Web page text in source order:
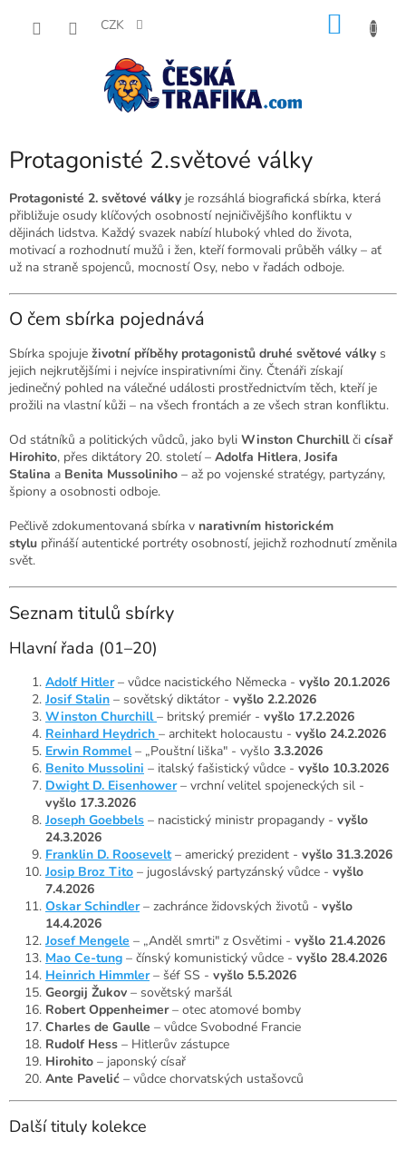
CZK
Protagonisté 2.světové války
Protagonisté 2. světové války je rozsáhlá biografická sbírka, která
přibližuje osudy klíčových osobností nejničivějšího konfliktu v
dějinách lidstva. Každý svazek nabízí hluboký vhled do života,
motivací a rozhodnutí mužů i žen, kteří formovali průběh války – ať
už na straně spojenců, mocností Osy, nebo v řadách odboje.
O čem sbírka pojednává
Sbírka spojuje životní příběhy protagonistů druhé světové války s
jejich nejkrutějšími i nejvíce inspirativními činy. Čtenáři získají
jedinečný pohled na válečné události prostřednictvím těch, kteří je
prožili na vlastní kůži – na všech frontách a ze všech stran konfliktu.
Od státníků a politických vůdců, jako byli Winston Churchill či císař
Hirohito, přes diktátory 20. století – Adolfa Hitlera, Josifa
Stalina a Benita Mussoliniho – až po vojenské stratégy, partyzány,
špiony a osobnosti odboje.
Pečlivě zdokumentovaná sbírka v narativním historickém
stylu přináší autentické portréty osobností, jejichž rozhodnutí změnila
svět.
Seznam titulů sbírky
Hlavní řada (01–20)
Adolf Hitler – vůdce nacistického Německa - vyšlo 20.1.2026
Josif Stalin – sovětský diktátor - vyšlo 2.2.2026
Winston Churchill – britský premiér - vyšlo 17.2.2026
Reinhard Heydrich – architekt holocaustu - vyšlo 24.2.2026
Erwin Rommel – „Pouštní liška" - vyšlo 3.3.2026
Benito Mussolini – italský fašistický vůdce - vyšlo 10.3.2026
Dwight D. Eisenhower – vrchní velitel spojeneckých sil -
vyšlo 17.3.2026
Joseph Goebbels – nacistický ministr propagandy - vyšlo
24.3.2026
Franklin D. Roosevelt – americký prezident - vyšlo 31.3.2026
Josip Broz Tito – jugoslávský partyzánský vůdce - vyšlo
7.4.2026
Oskar Schindler – zachránce židovských životů - vyšlo
14.4.2026
Josef Mengele – „Anděl smrti" z Osvětimi - vyšlo 21.4.2026
Mao Ce-tung – čínský komunistický vůdce - vyšlo 28.4.2026
Heinrich Himmler – šéf SS - vyšlo 5.5.2026
Georgij Žukov – sovětský maršál
Robert Oppenheimer – otec atomové bomby
Charles de Gaulle – vůdce Svobodné Francie
Rudolf Hess – Hitlerův zástupce
Hirohito – japonský císař
Ante Pavelić – vůdce chorvatských ustašovců
Další tituly kolekce